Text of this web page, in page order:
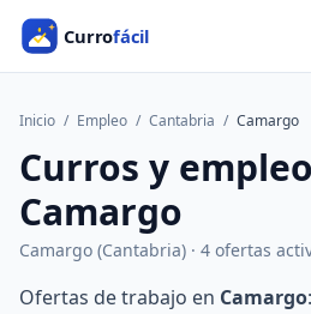
Inicio / Empleo / Cantabria / Camargo
Curros y
Camargo
Camargo (Cantabria) · 4 ofertas
Ofertas de trabajo en Camargo